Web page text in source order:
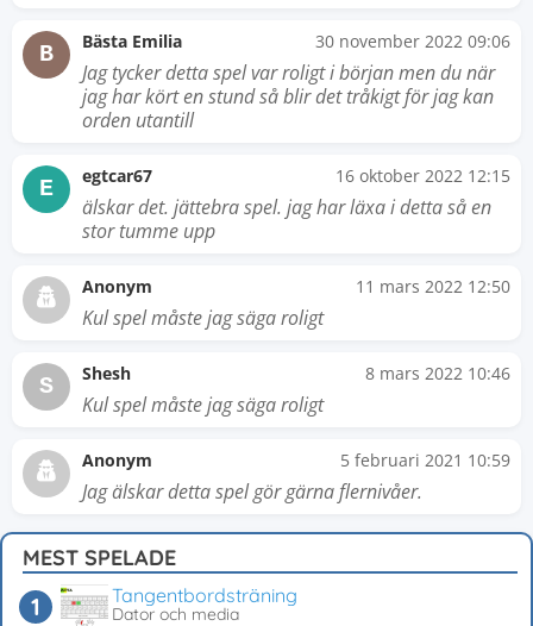
B Bästa Emilia 30 november 2022 09:06
Jag tycker detta spel var roligt i början men du när
jag har kört en stund så blir det tråkigt för jag kan
orden utantill
E egtcar67 16 oktober 2022 12:15
älskar det. jättebra spel. jag har läxa i detta så en
stor tumme upp
Anonym 11 mars 2022 12:50
Kul spel måste jag säga roligt
S Shesh 8 mars 2022 10:46
Kul spel måste jag säga roligt
Anonym 5 februari 2021 10:59
Jag älskar detta spel gör gärna flernivåer.
MEST SPELADE
Tangentbordsträning
Dator och media